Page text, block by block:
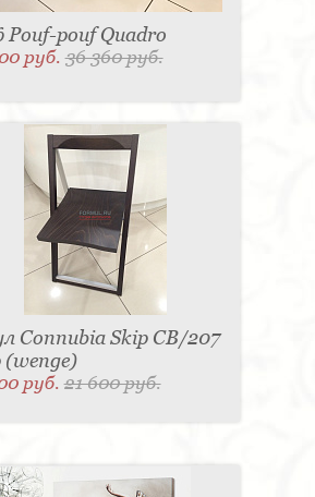
pouf Quadro
руб.36 360 руб.
Connubia Skip CB/207
(wenge)
руб.21 600 руб.